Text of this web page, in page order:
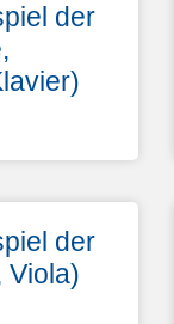
der
der
Viola)